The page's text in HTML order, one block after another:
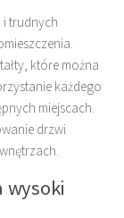
i trudnych
które można
każdego
miejscach.
drzwi
wysoki